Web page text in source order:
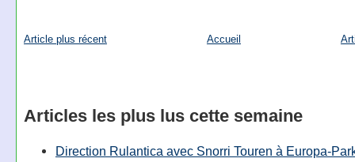
Article plus récent Accueil
Articles les plus lus cette semaine
Direction Rulantica avec Snorri Touren à Europa-